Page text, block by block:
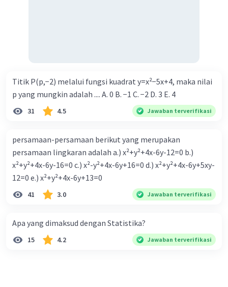
Titik P(p,−2) melalui fungsi kuadrat y=x²−5x+4, maka nilai
p yang mungkin adalah .... A. 0 B. −1 C. −2 D. 3 E. 4
31 4.5 Jawaban terverifikasi
persamaan-persamaan berikut yang merupakan
persamaan lingkaran adalah a.) x²+y²+4x-6y-12=0 b.)
x²+y²+4x-6y-16=0 c.) x²-y²+4x-6y+16=0 d.) x²+y²+4x-6y+5xy-
12=0 e.) x²+y²+4x-6y+13=0
41 3.0 Jawaban terverifikasi
Apa yang dimaksud dengan Statistika?
15 4.2 Jawaban terverifikasi